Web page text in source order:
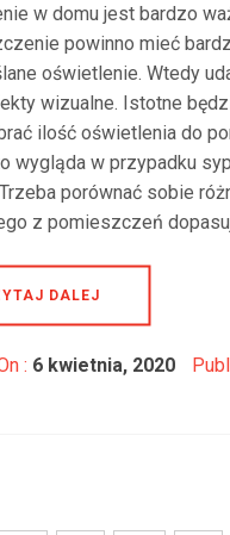
w domu jest bardzo
powinno mieć
oświetlenie. Wtedy
wizualne. Istotne
ilość oświetlenia do
wygląda w przypadku
porównać sobie
z pomieszczeń
DALEJ
: 6 kwietnia, 2020